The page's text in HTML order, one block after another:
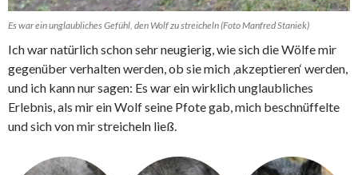
Es war ein unglaubliches Gefühl, den Wolf zu streicheln (Foto Manfred Staniek)
Ich war natürlich schon sehr neugierig, wie sich die Wölfe mir
gegenüber verhalten werden, ob sie mich ‚akzeptieren‘ werden,
und ich kann nur sagen: Es war ein wirklich unglaubliches
Erlebnis, als mir ein Wolf seine Pfote gab, mich beschnüffelte
und sich von mir streicheln ließ.